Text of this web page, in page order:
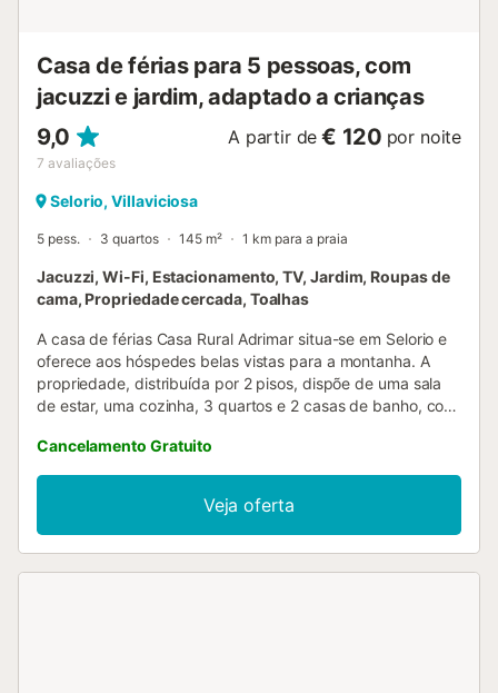
casa. O aloj...
Casa de férias para 5 pessoas, com
jacuzzi e jardim, adaptado a crianças
9,0
7 avaliações
A partir de € 120 por noite
Selorio, Villaviciosa
5 pess. 3 quartos 145 m² 1 km para a praia
Jacuzzi, Wi-Fi, Estacionamento, TV, Jardim, Roupas de
cama, Propriedade cercada, Toalhas
A casa de férias Casa Rural Adrimar situa-se em Selorio e
oferece aos hóspedes belas vistas para a montanha. A
propriedade, distribuída por 2 pisos, dispõe de uma sala
de estar, uma cozinha, 3 quartos e 2 casas de banho, com
comodidades adicionais encontram-se Wi-Fi com espaço
de trabalho dedicado para teletrabalho, televisão, ar
condicionado, máquina de lavar roupa, bem como livros e
brinquedos para crianças. Também está disponível um
berço. Este alojamento de férias possui um espaço exterior
Cancelamento Gratuito
Veja oferta